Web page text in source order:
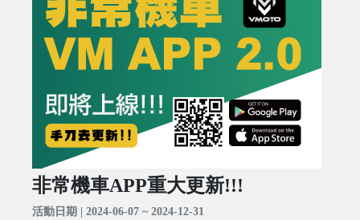
非常機車APP重大更新!!!
活動日期 | 2024-06-07 ~ 2024-12-31